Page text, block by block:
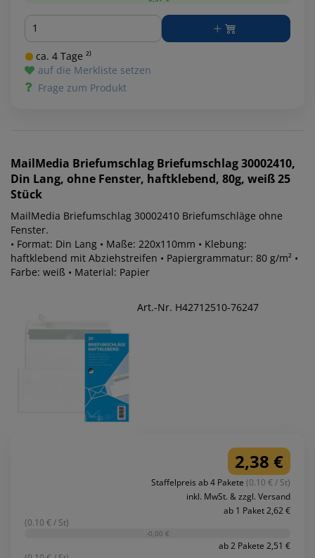
Menge
ca. 4 Tage ²⁾
auf die Merkliste setzen
Frage zum Produkt
MailMedia Briefumschlag Briefumschlag 30002410,
Din Lang, ohne Fenster, haftklebend, 80g, weiß 25
Stück
MailMedia Briefumschlag 30002410 Briefumschläge ohne
Fenster.
• Format: Din Lang • Maße: 220x110mm • Klebung:
haftklebend mit Abziehstreifen • Papiergrammatur: 80 g/m² •
Farbe: weiß • Material: Papier
Art.-Nr. H42712510-76247
2,38 €
Staffelpreis ab 4 Pakete (0.10 € / St)
inkl. MwSt. & zzgl. Versand
ab 1 Paket 2,62 €
(0.10 € / St)
-0,00 €
ab 2 Pakete 2,51 €